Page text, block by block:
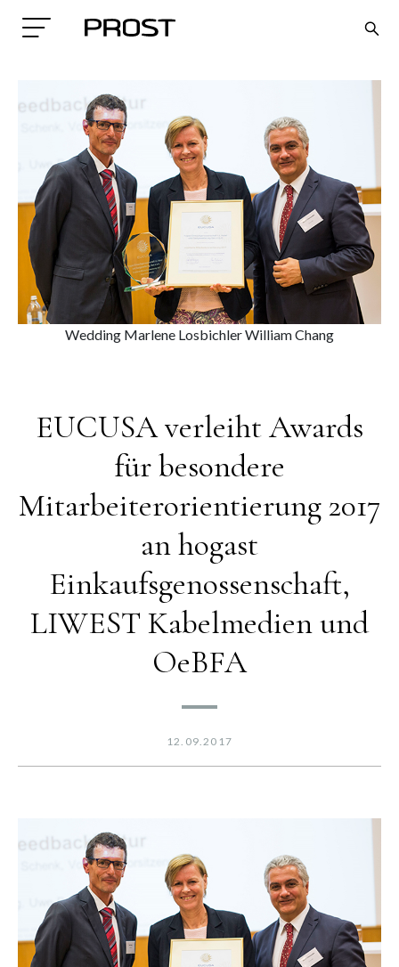
Search
Wedding Marlene Losbichler William Chang
EUCUSA verleiht Awards
für besondere
Mitarbeiterorientierung 2017
an hogast
Einkaufsgenossenschaft,
LIWEST Kabelmedien und
OeBFA
12.09.2017